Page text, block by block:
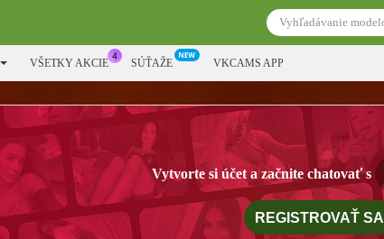
VŠETKY AKCIE SÚŤAŽE VKCAMS APP
Vytvorte si účet a začnite chatovať s
REGISTROVAŤ SA